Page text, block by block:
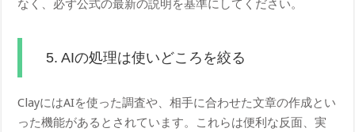
なく、必ず公式の最新の説明を基準にしてください。
5. AIの処理は使いどころを絞る
ClayにはAIを使った調査や、相手に合わせた文章の作成とい
った機能があるとされています。これらは便利な反面、実